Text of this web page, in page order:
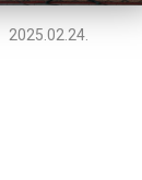
2025.02.24.